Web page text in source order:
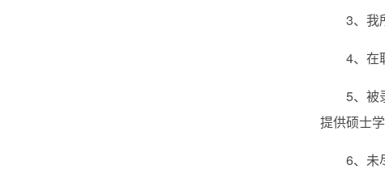
3、我
4、在
5、被
提供硕士
6、未